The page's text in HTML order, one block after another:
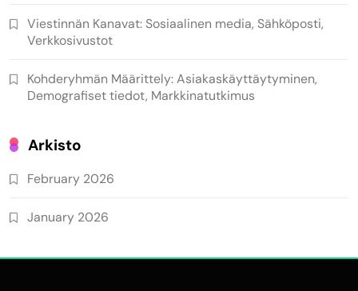
Viestinnän Kanavat: Sosiaalinen media, Sähköposti,
Verkkosivustot
Kohderyhmän Määrittely: Asiakaskäyttäytyminen,
Demografiset tiedot, Markkinatutkimus
Arkisto
February 2026
January 2026